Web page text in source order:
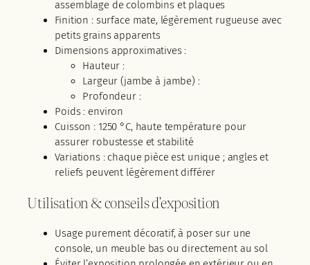
assemblage de colombins et plaques
Finition : surface mate, légèrement rugueuse avec
petits grains apparents
Dimensions approximatives :
Hauteur :
Largeur (jambe à jambe) :
Profondeur :
Poids : environ
Cuisson : 1250 °C, haute température pour
assurer robustesse et stabilité
Variations : chaque pièce est unique ; angles et
reliefs peuvent légèrement différer
Utilisation & conseils d’exposition
Usage purement décoratif, à poser sur une
console, un meuble bas ou directement au sol